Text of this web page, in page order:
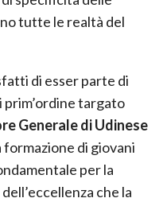
tutte le realtà del
di esser parte di
targato
Generale di Udinese
formazione di giovani
per la
che la